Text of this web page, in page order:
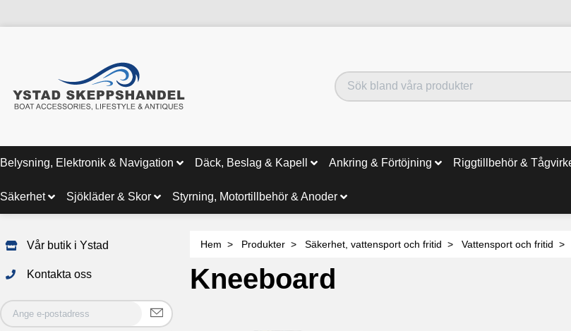
Belysning, Elektronik & Navigation Däck, Beslag & Kapell Ankring & Förtöjning Riggtillbehör &
Säkerhet Sjökläder & Skor Styrning, Motortillbehör & Anoder
Vår butik i Ystad
Kontakta oss
Hem Produkter Säkerhet, vattensport och fritid Vattensport och fritid
Kneeboard